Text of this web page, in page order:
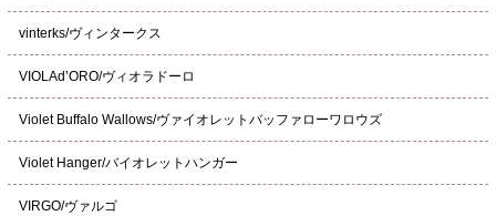
vinterks/ヴィンタークス
VIOLAd’ORO/ヴィオラドーロ
Violet Buffalo Wallows/ヴァイオレットバッファローワロウズ
Violet Hanger/バイオレットハンガー
VIRGO/ヴァルゴ